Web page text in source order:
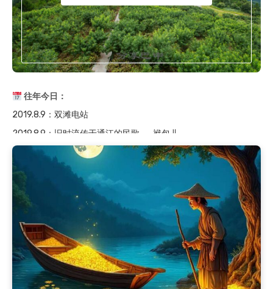
往年今日：
2019.8.9：友谊水库
2019.8.9：旧时流传于通江的民歌——袱包儿
：旧时通江山区观云、风、日、虹、雾、闪…
2015.8.9：雷辅天墓园
：旧时巴中建房风俗
2015.8.9
：巴山游击队之名称考证(上)
2019.8.9
2019.8.9 ：双滩电站
2019.8.9：旧时流传于通江的民歌——袱包儿
2019.8.9：旧时通江山区观云、风、日、虹、雾、闪…